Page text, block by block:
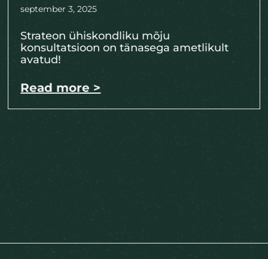
september 3, 2025
Strateon ühiskondliku mõju
konsultatsioon on tänasega ametlikult
avatud!
Read more >